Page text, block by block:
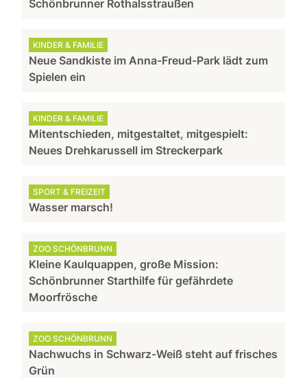
Schönbrunner Rothalsstraußen
KINDER & FAMILIE
Neue Sandkiste im Anna-Freud-Park lädt zum
Spielen ein
KINDER & FAMILIE
Mitentschieden, mitgestaltet, mitgespielt:
Neues Drehkarussell im Streckerpark
SPORT & FREIZEIT
Wasser marsch!
ZOO SCHÖNBRUNN
Kleine Kaulquappen, große Mission:
Schönbrunner Starthilfe für gefährdete
Moorfrösche
ZOO SCHÖNBRUNN
Nachwuchs in Schwarz-Weiß steht auf frisches
Grün